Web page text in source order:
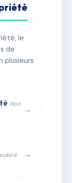
WhatsApp
le
de
plusieurs
Non →
→